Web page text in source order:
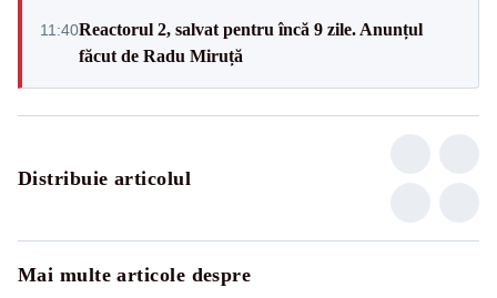
11:40Reactorul 2, salvat pentru încă 9 zile. Anunțul
făcut de Radu Miruță
Distribuie articolul
Mai multe articole despre